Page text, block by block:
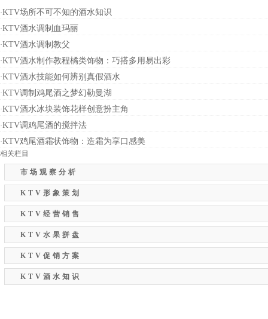
·KTV场所不可不知的酒水知识
·KTV酒水调制血玛丽
·KTV酒水调制教父
·KTV酒水制作教程橘类饰物：巧搭多用易出彩
·KTV酒水技能如何辨别真假酒水
·KTV调制鸡尾酒之梦幻勒曼湖
·KTV酒水冰块装饰花样创意扮主角
·KTV调鸡尾酒的搅拌法
·KTV鸡尾酒霜状饰物：造霜为享口感美
相关栏目
市场观察分析
KTV形象策划
KTV经营销售
KTV水果拼盘
KTV促销方案
KTV酒水知识